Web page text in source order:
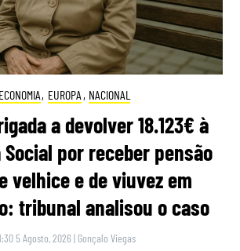
ECONOMIA, EUROPA , NACIONAL
a devolver 18.123€ à
Social por receber pensão
velhice e de viuvez em
tribunal analisou o caso
5 Agosto, 2026 | Gonçalo Viegas